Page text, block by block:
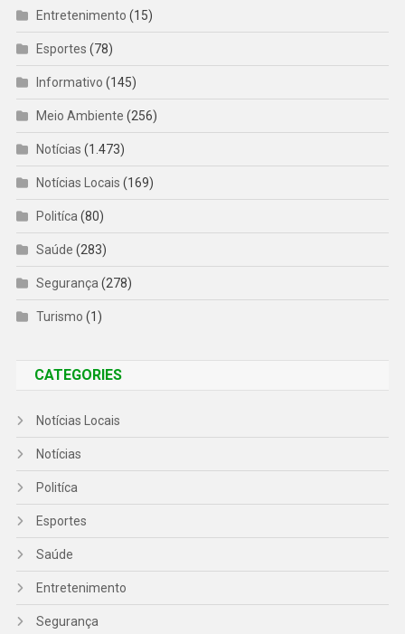
Entretenimento (15)
Esportes (78)
Informativo (145)
Meio Ambiente (256)
Notícias (1.473)
Notícias Locais (169)
Politíca(80)
Saúde (283)
Segurança(278)
Turismo (1)
CATEGORIES
Notícias Locais
Notícias
Politíca
Esportes
Saúde
Entretenimento
Segurança